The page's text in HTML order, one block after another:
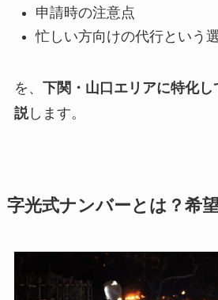
申請時の注意点
忙しい方向けの代行という
を、 下関・山口エリアに特化
説します。
字光式ナンバーとは？希